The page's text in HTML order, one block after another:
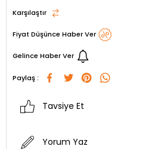
Karşılaştır
Fiyat Düşünce Haber Ver
Gelince Haber Ver
Paylaş :
Tavsiye Et
Yorum Yaz